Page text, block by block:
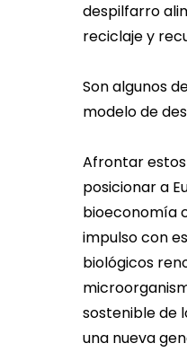
despilfarro
reciclaje y
Son algunos
modelo de
Afrontar
posicionar a
bioeconomía
impulso con
biológicos
sostenible de
una nueva